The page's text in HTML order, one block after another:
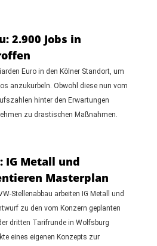
2.900 Jobs in
Euro in den Kölner Standort, um
anzukurbeln. Obwohl diese nun vom
hinter den Erwartungen
zu drastischen Maßnahmen.
IG Metall und
Masterplan
Stellenabbau arbeiten IG Metall und
zu den vom Konzern geplanten
dritten Tarifrunde in Wolfsburg
eines eigenen Konzepts zur